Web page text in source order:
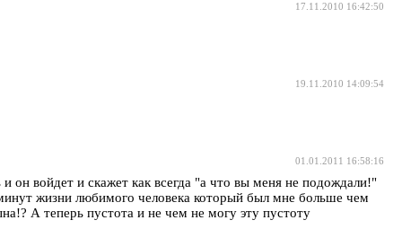
17.11.2010 16:42:50
19.11.2010 14:09:54
01.01.2011 16:58:16
он войдет и скажет как всегда "а что вы меня не подождали!"
жизни любимого человека который был мне больше чем
А теперь пустота и не чем не могу эту пустоту